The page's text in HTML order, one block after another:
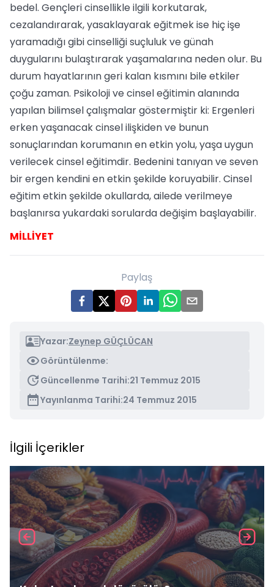
bedel. Gençleri cinsellikle ilgili korkutarak,
cezalandırarak, yasaklayarak eğitmek ise hiç işe
yaramadığı gibi cinselliği suçluluk ve günah
duygularını bulaştırarak yaşamalarına neden olur. Bu
durum hayatlarının geri kalan kısmını bile etkiler
çoğu zaman. Psikoloji ve cinsel eğitimin alanında
yapılan bilimsel çalışmalar göstermiştir ki: Ergenleri
erken yaşanacak cinsel ilişkiden ve bunun
sonuçlarından korumanın en etkin yolu, yaşa uygun
verilecek cinsel eğitimdir. Bedenini tanıyan ve seven
bir ergen kendini en etkin şekilde koruyabilir. Cinsel
eğitim etkin şekilde okullarda, ailede verilmeye
başlanırsa yukardaki sorularda değişim başlayabilir.
MİLLİYET
Paylaş
Yazar:Zeynep GÜÇLÜCAN
Görüntülenme:
Güncellenme Tarihi:21 Temmuz 2015
Yayınlanma Tarihi:24 Temmuz 2015
İlgili İçerikler